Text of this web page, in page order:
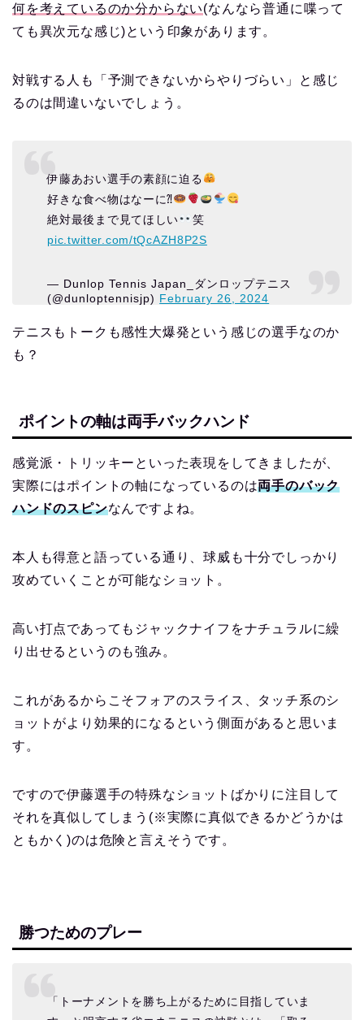
何を考えているのか分からない(なんなら普通に喋って
ても異次元な感じ)という印象があります。
対戦する人も「予測できないからやりづらい」と感じ
るのは間違いないでしょう。
伊藤あおい選手の素顔に迫る
好きな食べ物はなーに⁈
絶対最後まで見てほしい
笑
pic.twitter.com/tQcAZH8P2S
— Dunlop Tennis Japan_ダンロップテニス
(@dunloptennisjp) February 26, 2024
テニスもトークも感性大爆発という感じの選手なのか
も？
ポイントの軸は両手バックハンド
感覚派・トリッキーといった表現をしてきましたが、
実際にはポイントの軸になっているのは両手のバック
ハンドのスピンなんですよね。
本人も得意と語っている通り、球威も十分でしっかり
攻めていくことが可能なショット。
高い打点であってもジャックナイフをナチュラルに繰
り出せるというのも強み。
これがあるからこそフォアのスライス、タッチ系のシ
ョットがより効果的になるという側面があると思いま
す。
ですので伊藤選手の特殊なショットばかりに注目して
それを真似してしまう(※実際に真似できるかどうかは
ともかく)のは危険と言えそうです。
勝つためのプレー
「トーナメントを勝ち上がるために目指していま